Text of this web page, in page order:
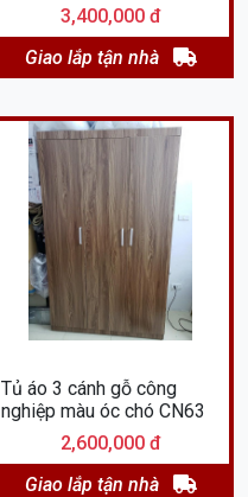
3,400,000 đ
Giao lắp tận nhà
Tủ áo 3 cánh gỗ công
nghiệp màu óc chó CN63
2,600,000 đ
Giao lắp tận nhà